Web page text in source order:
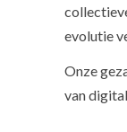
evolutie
Onze
van